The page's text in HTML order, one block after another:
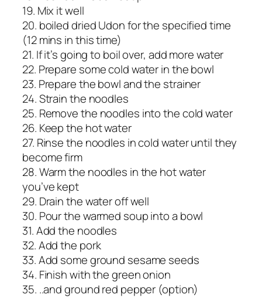
19. Mix it well
20. boiled dried Udon for the specified time
(12 mins in this time)
21. If it’s going to boil over, add more water
22. Prepare some cold water in the bowl
23. Prepare the bowl and the strainer
24. Strain the noodles
25. Remove the noodles into the cold water
26. Keep the hot water
27. Rinse the noodles in cold water until they
become firm
28. Warm the noodles in the hot water
you’ve kept
29. Drain the water off well
30. Pour the warmed soup into a bowl
31. Add the noodles
32. Add the pork
33. Add some ground sesame seeds
34. Finish with the green onion
35. ..and ground red pepper (option)